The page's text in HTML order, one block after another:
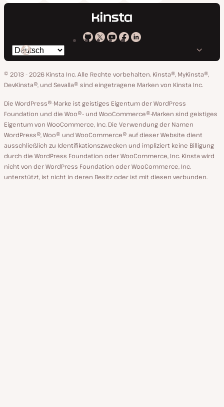
Kinsta
GitHub
Kinsta
X
Kinsta
YouTube
Kinsta
Facebook
Kinsta
LinkedIn
Spräche
ändern
© 2013 - 2026 Kinsta Inc. Alle Rechte vorbehalten. Kinsta®, MyKinsta®,
DevKinsta®, und Sevalla® sind eingetragene Marken von Kinsta Inc.
Die WordPress®-Marke ist geistiges Eigentum der WordPress
Foundation und die Woo®- und WooCommerce®-Marken sind geistiges
Eigentum von WooCommerce, Inc. Die Verwendung der Namen
WordPress®, Woo® und WooCommerce® auf dieser Website dient
ausschließlich zu Identifikationszwecken und impliziert keine Billigung
durch die WordPress Foundation oder WooCommerce, Inc. Kinsta wird
nicht von der WordPress Foundation oder WooCommerce, Inc.
unterstützt, ist nicht in deren Besitz oder ist mit diesen verbunden.